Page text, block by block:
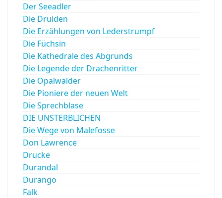
Der Seeadler
Die Druiden
Die Erzählungen von Lederstrumpf
Die Füchsin
Die Kathedrale des Abgrunds
Die Legende der Drachenritter
Die Opalwälder
Die Pioniere der neuen Welt
Die Sprechblase
DIE UNSTERBLICHEN
Die Wege von Malefosse
Don Lawrence
Drucke
Durandal
Durango
Falk